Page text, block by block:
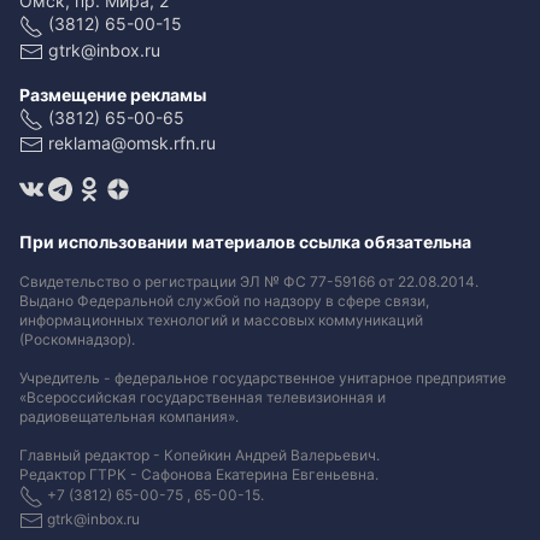
(3812) 65-00-15
gtrk@inbox.ru
Размещение рекламы
(3812) 65-00-65
reklama@omsk.rfn.ru
При использовании материалов ссылка обязательна
Свидетельство о регистрации ЭЛ № ФС 77-59166 от 22.08.2014.
Выдано Федеральной службой по надзору в сфере связи,
информационных технологий и массовых коммуникаций
(Роскомнадзор).
Учредитель - федеральное государственное унитарное предприятие
«Всероссийская государственная телевизионная и
радиовещательная компания».
Главный редактор - Копейкин Андрей Валерьевич.
Редактор ГТРК - Сафонова Екатерина Евгеньевна.
+7 (3812) 65-00-75 , 65-00-15.
gtrk@inbox.ru